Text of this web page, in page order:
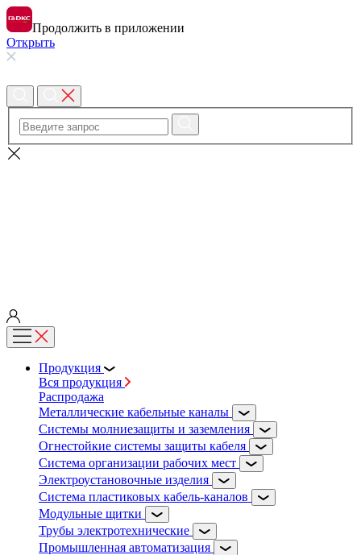
Продолжить в приложении
Открыть
Продукция
Вся продукция
Распродажа
Металлические кабельные каналы
Системы молниезащиты и заземления
Огнестойкие системы защиты кабеля
Система организации рабочих мест
Электроустановочные изделия
Система пластиковых кабель-каналов
Модульные щитки
Трубы электротехнические
Промышленная автоматизация